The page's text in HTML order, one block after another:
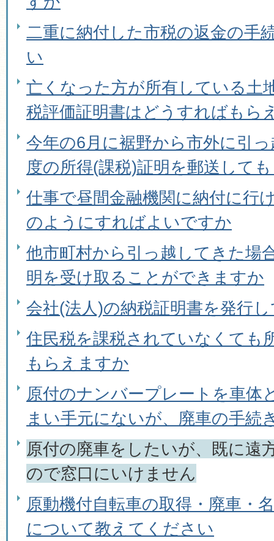
二重に納付した市税の返金の手
い
亡くなった方が所有している土
税評価証明書はどうすればもら
今年の6月に裾野から市外に引
度の所得(課税)証明を郵送して
仕事で昼間金融機関に納付に行
のようにすればよいですか
他市町村から引っ越してきた場
明を受け取ることができますか
会社(法人)の納税証明書を発行
住民税を課税されていなくても
もらえますか
原付のナンバープレートを車体
まい手元にないが、廃車の手続
原付の廃車をしたいが、既に遠
ので窓口にいけません
原動機付自転車の取得・廃車・
について教えてください